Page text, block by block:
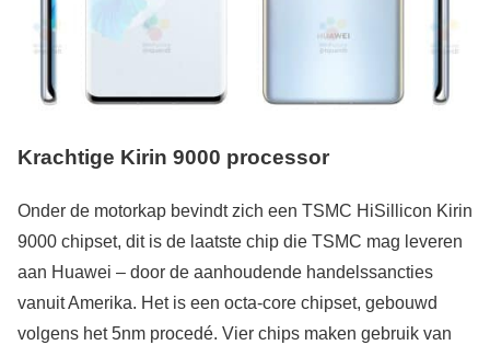
Krachtige Kirin 9000 processor
Onder de motorkap bevindt zich een TSMC HiSillicon Kirin
9000 chipset, dit is de laatste chip die TSMC mag leveren
aan Huawei – door de aanhoudende handelssancties
vanuit Amerika. Het is een octa-core chipset, gebouwd
volgens het 5nm procedé. Vier chips maken gebruik van